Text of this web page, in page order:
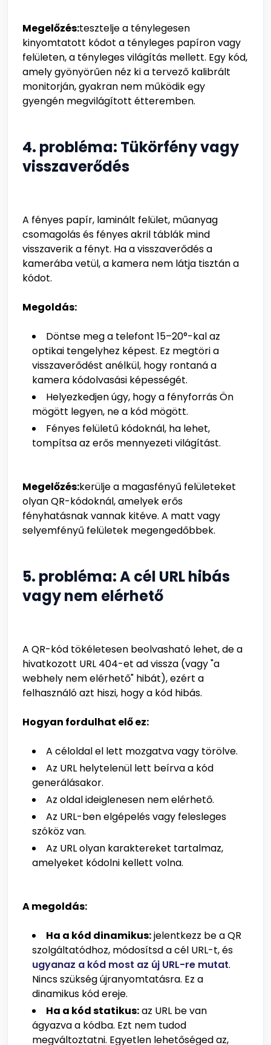
Megelőzés:tesztelje a ténylegesen
kinyomtatott kódot a tényleges papíron vagy
felületen, a tényleges világítás mellett. Egy kód,
amely gyönyörűen néz ki a tervező kalibrált
monitorján, gyakran nem működik egy
gyengén megvilágított étteremben.
4. probléma: Tükörfény vagy
visszaverődés
A fényes papír, laminált felület, műanyag
csomagolás és fényes akril táblák mind
visszaverik a fényt. Ha a visszaverődés a
kamerába vetül, a kamera nem látja tisztán a
kódot.
Megoldás:
Döntse meg a telefont 15–20°-kal az
optikai tengelyhez képest. Ez megtöri a
visszaverődést anélkül, hogy rontaná a
kamera kódolvasási képességét.
Helyezkedjen úgy, hogy a fényforrás Ön
mögött legyen, ne a kód mögött.
Fényes felületű kódoknál, ha lehet,
tompítsa az erős mennyezeti világítást.
Megelőzés:kerülje a magasfényű felületeket
olyan QR-kódoknál, amelyek erős
fényhatásnak vannak kitéve. A matt vagy
selyemfényű felületek megengedőbbek.
5. probléma: A cél URL hibás
vagy nem elérhető
A QR-kód tökéletesen beolvasható lehet, de a
hivatkozott URL 404-et ad vissza (vagy "a
webhely nem elérhető" hibát), ezért a
felhasználó azt hiszi, hogy a kód hibás.
Hogyan fordulhat elő ez:
A céloldal el lett mozgatva vagy törölve.
Az URL helytelenül lett beírva a kód
generálásakor.
Az oldal ideiglenesen nem elérhető.
Az URL-ben elgépelés vagy felesleges
szóköz van.
Az URL olyan karaktereket tartalmaz,
amelyeket kódolni kellett volna.
A megoldás:
Ha a kód dinamikus:jelentkezz be a QR
szolgáltatódhoz, módosítsd a cél URL-t, és
ugyanaz a kód most az új URL-re mutat.
Nincs szükség újranyomtatásra. Ez a
dinamikus kód ereje.
Ha a kód statikus:az URL be van
ágyazva a kódba. Ezt nem tudod
megváltoztatni. Egyetlen lehetőséged az,